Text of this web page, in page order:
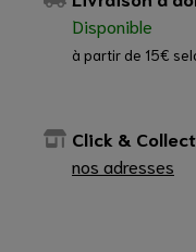
Disponible
à partir de 15€
Click &
nos adresses